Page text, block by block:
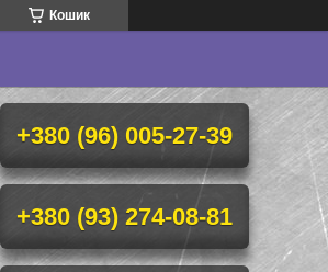
Кошик
+380 (96) 005-27-39
+380 (93) 274-08-81